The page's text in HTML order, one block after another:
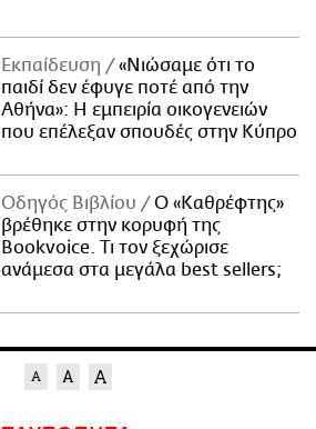
Εκπαίδευση
«Νιώσαμε ότι το
παιδί δεν έφυγε ποτέ από την
Αθήνα»: Η εμπειρία οικογενειών
που επέλεξαν σπουδές στην Κύπρο
Οδηγός Βιβλίου
Ο «Καθρέφτης»
βρέθηκε στην κορυφή της
Bookvoice. Τι τον ξεχώρισε
ανάμεσα στα μεγάλα best sellers;